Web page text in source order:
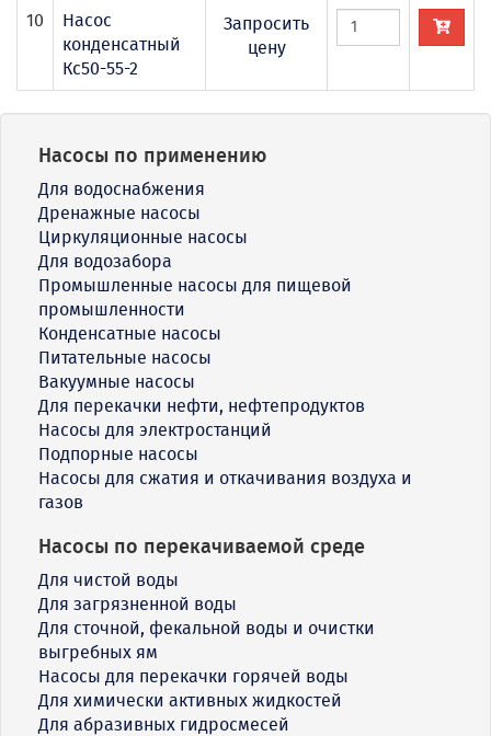
10
Насос
конденсатный
Кс50-55-2
Запросить
цену
Насосы по применению
Для водоснабжения
Дренажные насосы
Циркуляционные насосы
Для водозабора
Промышленные насосы для пищевой
промышленности
Конденсатные насосы
Питательные насосы
Вакуумные насосы
Для перекачки нефти, нефтепродуктов
Насосы для электростанций
Подпорные насосы
Насосы для сжатия и откачивания воздуха и
газов
Насосы по перекачиваемой среде
Для чистой воды
Для загрязненной воды
Для сточной, фекальной воды и очистки
выгребных ям
Насосы для перекачки горячей воды
Для химически активных жидкостей
Для абразивных гидросмесей